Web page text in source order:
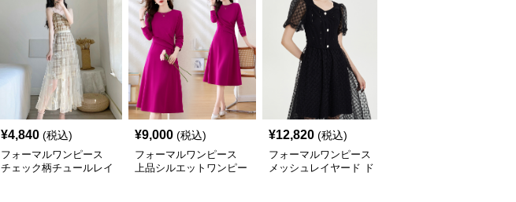
¥4,840 (税込)
フォーマルワンピース
チェック柄チュールレイ
¥9,000 (税込)
フォーマルワンピース
上品シルエットワンピー
¥12,820 (税込)
フォーマルワンピース
メッシュレイヤード ド